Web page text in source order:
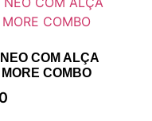
COM ALÇA
COMBO